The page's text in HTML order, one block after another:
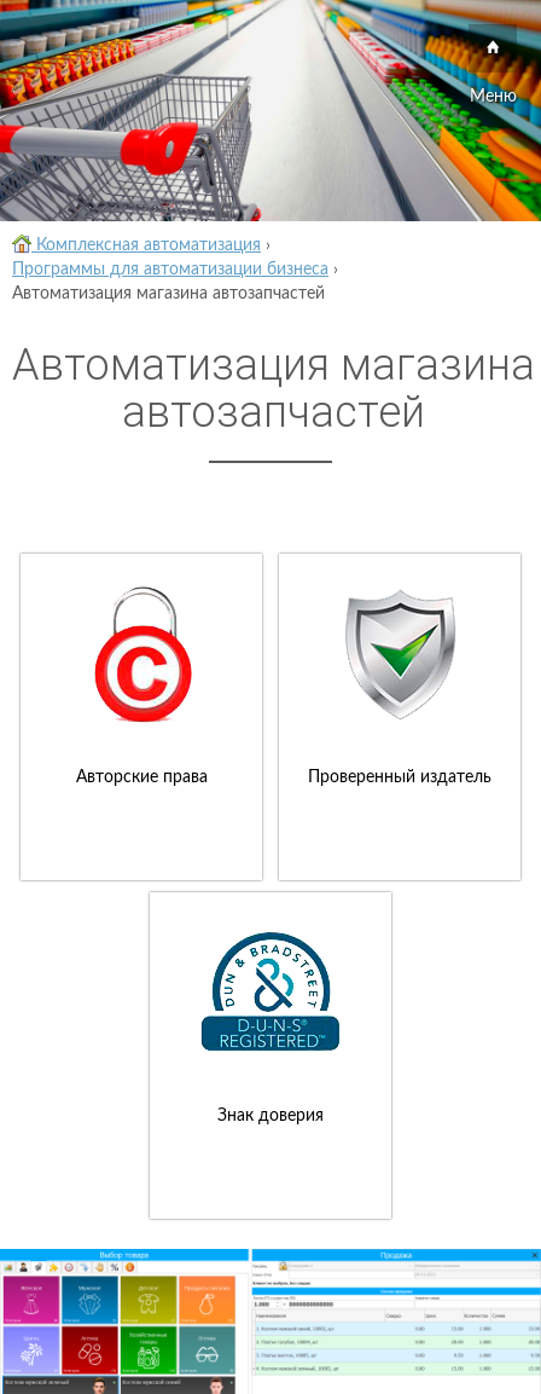
Меню
Комплексная автоматизация ›
Программы для автоматизации бизнеса ›
Автоматизация магазина автозапчастей
Автоматизация магазина
автозапчастей
Авторские права Проверенный издатель
Знак доверия